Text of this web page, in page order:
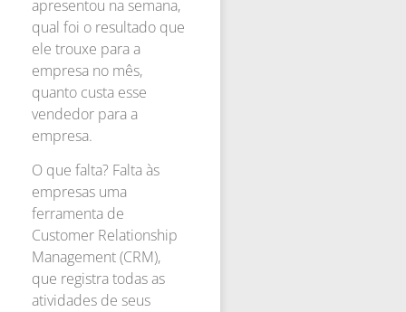
apresentou na semana,
qual foi o resultado que
ele trouxe para a
empresa no mês,
quanto custa esse
vendedor para a
empresa.
O que falta? Falta às
empresas uma
ferramenta de
Customer Relationship
Management (CRM),
que registra todas as
atividades de seus